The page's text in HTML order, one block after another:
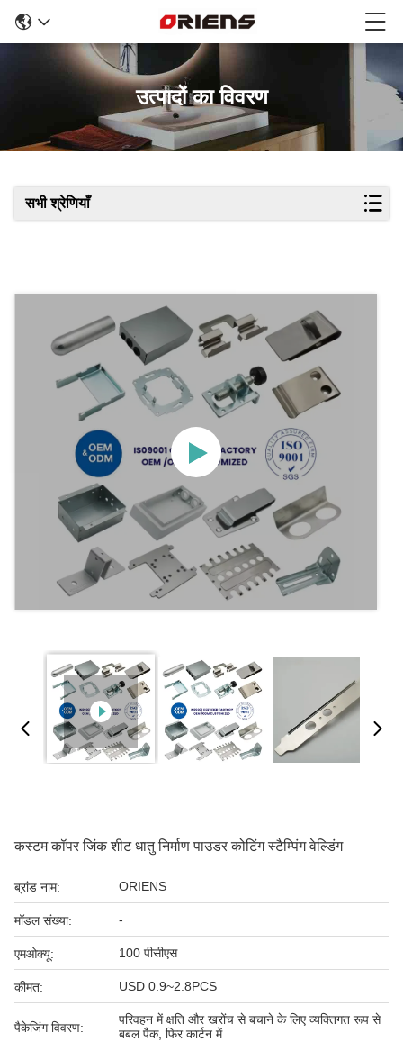
उत्पादों का विवरण
सभी श्रेणियाँ
कस्टम कॉपर जिंक शीट धातु निर्माण पाउडर कोटिंग स्टैम्पिंग वेल्डिंग
ब्रांड नाम: ORIENS
मॉडल संख्या: -
एमओक्यू: 100 पीसीएस
कीमत: USD 0.9~2.8PCS
पैकेजिंग विवरण:
परिवहन में क्षति और खरोंच से बचाने के लिए व्यक्तिगत रूप से
बबल पैक, फिर कार्टन में